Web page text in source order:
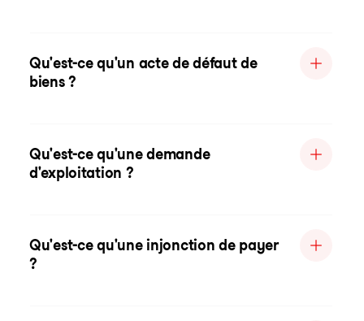
Qu'est-ce qu'un acte de défaut de
biens ?
Qu'est-ce qu'une demande
d'exploitation ?
Qu'est-ce qu'une injonction de payer
?